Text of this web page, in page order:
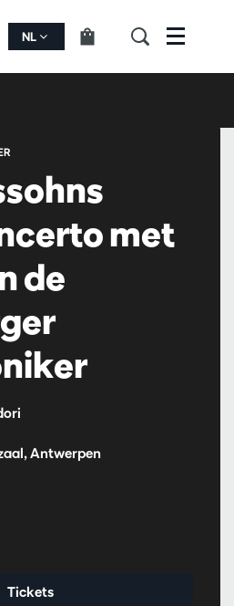
NL Menu
met
de
Antwerpen
Tickets